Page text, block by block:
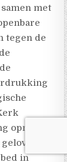
met
tegen de
opnieuw
in